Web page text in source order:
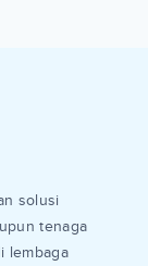
solusi
tenaga
lembaga